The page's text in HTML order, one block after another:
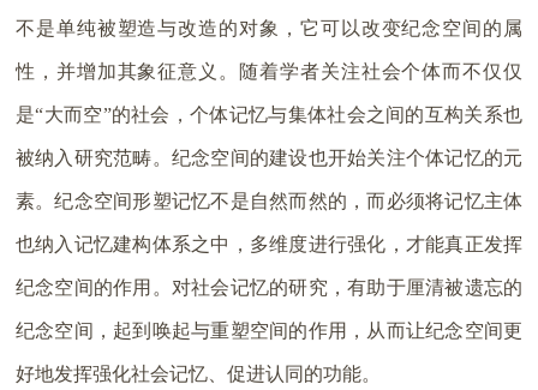
不是单纯被塑造与改造的对象，它可以改变纪念空间的属
性，并增加其象征意义。随着学者关注社会个体而不仅仅
是“大而空”的社会，个体记忆与集体社会之间的互构关系也
被纳入研究范畴。纪念空间的建设也开始关注个体记忆的元
素。纪念空间形塑记忆不是自然而然的，而必须将记忆主体
也纳入记忆建构体系之中，多维度进行强化，才能真正发挥
纪念空间的作用。对社会记忆的研究，有助于厘清被遗忘的
纪念空间，起到唤起与重塑空间的作用，从而让纪念空间更
好地发挥强化社会记忆、促进认同的功能。